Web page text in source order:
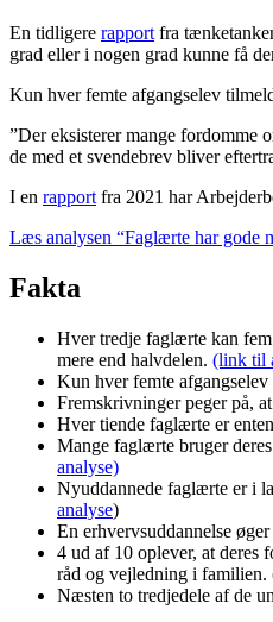
En tidligere rapport fra
grad eller i nogen grad kunne få
Kun hver femte afgangselev
”Der eksisterer mange fordomme
de med et svendebrev bliver
I en rapport fra 2021 har
Læs analysen “Faglærte har gode
Fakta
Hver tredje faglærte kan
mere end halvdelen. (link til
Kun hver femte
Fremskrivninger peger på,
Hver tiende faglærte er
Mange faglærte bruger
analyse)
Nyuddannede faglærte er i
analyse)
En erhvervsuddannelse
4 ud af 10 oplever, at deres
råd og vejledning i familien.
Næsten to tredjedele af de